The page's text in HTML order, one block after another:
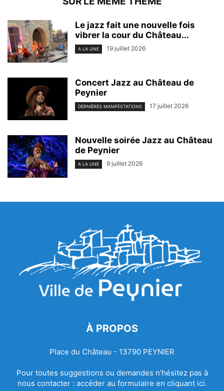
Le jazz fait une nouvelle fois
vibrer la cour du Château...
A LA UNE 19 juillet 2026
Concert Jazz au Château de
Peynier
DERNIÈRES MANIFESTATIONS 17 juillet 2026
Nouvelle soirée Jazz au Château
de Peynier
A LA UNE 9 juillet 2026
À PROPOS
Place du Château - 13790 PEYNIER
Pour toutes suggestions ou demandes n’hésitez pas à
nous contacter : accéder au formulaire en cliquant ici.